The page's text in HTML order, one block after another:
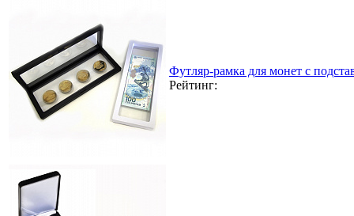
Футляр-рамка для монет с
Рейтинг: